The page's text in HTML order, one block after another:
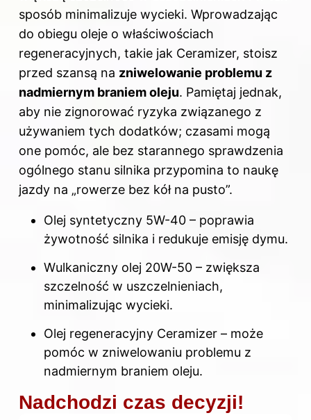
sposób minimalizuje wycieki. Wprowadzając
do obiegu oleje o właściwościach
regeneracyjnych, takie jak Ceramizer, stoisz
przed szansą na zniwelowanie problemu z
nadmiernym braniem oleju. Pamiętaj jednak,
aby nie zignorować ryzyka związanego z
używaniem tych dodatków; czasami mogą
one pomóc, ale bez starannego sprawdzenia
ogólnego stanu silnika przypomina to naukę
jazdy na „rowerze bez kół na pusto”.
Olej syntetyczny 5W-40 – poprawia
żywotność silnika i redukuje emisję dymu.
Wulkaniczny olej 20W-50 – zwiększa
szczelność w uszczelnieniach,
minimalizując wycieki.
Olej regeneracyjny Ceramizer – może
pomóc w zniwelowaniu problemu z
nadmiernym braniem oleju.
Nadchodzi czas decyzji!